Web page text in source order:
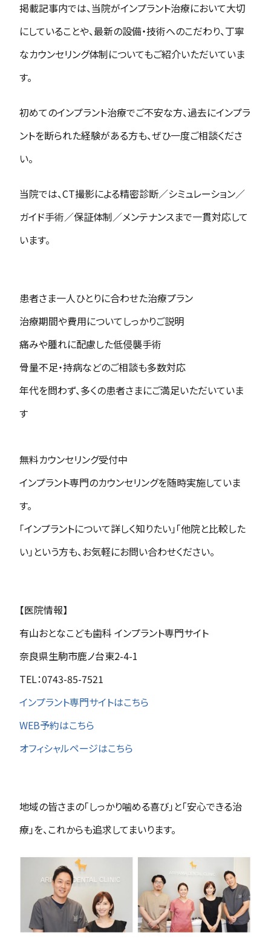
掲載記事内では、当院がインプラント治療において大切
にしていることや、最新の設備・技術へのこだわり、丁寧
なカウンセリング体制についてもご紹介いただいていま
す。
初めてのインプラント治療でご不安な方、過去にインプラ
ントを断られた経験がある方も、ぜひ一度ご相談くださ
い。
当院では、CT撮影による精密診断／シミュレーション／
ガイド手術／保証体制／メンテナンスまで一貫対応して
います。
患者さま一人ひとりに合わせた治療プラン
治療期間や費用についてしっかりご説明
痛みや腫れに配慮した低侵襲手術
骨量不足・持病などのご相談も多数対応
年代を問わず、多くの患者さまにご満足いただいていま
す
無料カウンセリング受付中
インプラント専門のカウンセリングを随時実施していま
す。
「インプラントについて詳しく知りたい」「他院と比較した
い」という方も、お気軽にお問い合わせください。
【医院情報】
有山おとなこども歯科 インプラント専門サイト
奈良県生駒市鹿ノ台東2-4-1
TEL：0743-85-7521
インプラント専門サイトはこちら
WEB予約はこちら
オフィシャルページはこちら
地域の皆さまの「しっかり噛める喜び」と「安心できる治
療」を、これからも追求してまいります。